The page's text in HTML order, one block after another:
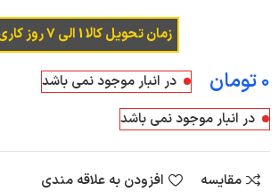
زمان تحویل کالا 1 الی 7 روز کاری می باشد
تومان
در انبار موجود نمی باشد
در انبار موجود نمی باشد
مقایسه افزودن به علاقه مندی